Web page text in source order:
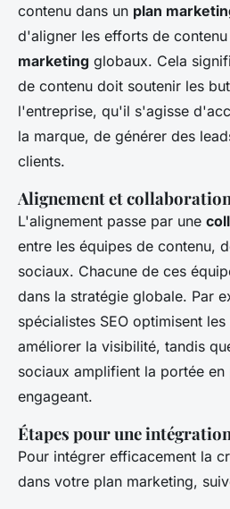
contenu dans un plan
d'aligner les efforts de
marketing globaux. Cela
de contenu doit soutenir les
l'entreprise, qu'il s'agisse
la marque, de générer des
clients.
Alignement et
L'alignement passe par une
entre les équipes de contenu,
sociaux. Chacune de ces
dans la stratégie globale. Par
spécialistes SEO optimisent
améliorer la visibilité, tandis
sociaux amplifient la portée
engageant.
Étapes pour une
Pour intégrer efficacement la
dans votre plan marketing,